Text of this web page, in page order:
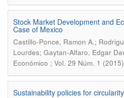
Stock Market Development and
Case of Mexico
Castillo-Ponce, Ramon A.;
Lourdes; Gaytan-Alfaro, Edgar
Económico ; Vol. 29 Núm. 1
Sustainability policies for